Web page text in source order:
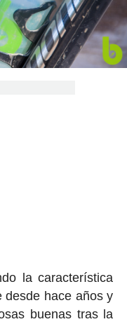
la característica
desde hace años y
buenas tras la